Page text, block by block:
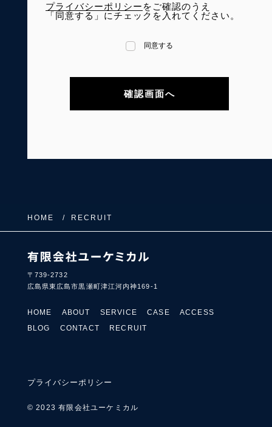
プライバシーポリシー をご確認のうえ
「同意する」にチェックを入れてください。
同意する
HOME RECRUIT
〒739-2732
広島県東広島市黒瀬町津江河内神169-1
HOME ABOUT SERVICE CASE
ACCESS
BLOG
CONTACT RECRUIT
プライバシーポリシー
© 2023 有限会社ユーケミカル